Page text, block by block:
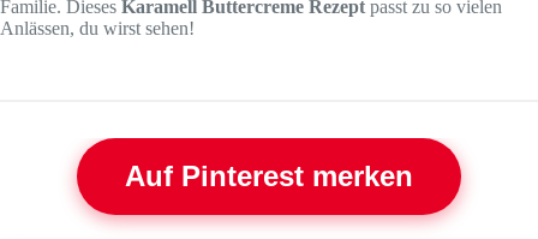
Familie. Dieses Karamell Buttercreme Rezept passt zu so vielen
Anlässen, du wirst sehen!
Auf Pinterest merken